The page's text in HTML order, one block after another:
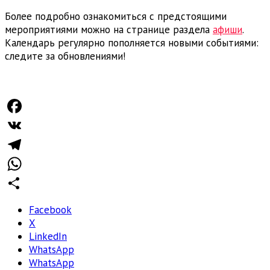
Более подробно ознакомиться с предстоящими
мероприятиями можно на странице раздела афиши.
Календарь регулярно пополняется новыми событиями:
следите за обновлениями!
Facebook
VK
Telegram
WhatsApp
Facebook
X
LinkedIn
WhatsApp
WhatsApp